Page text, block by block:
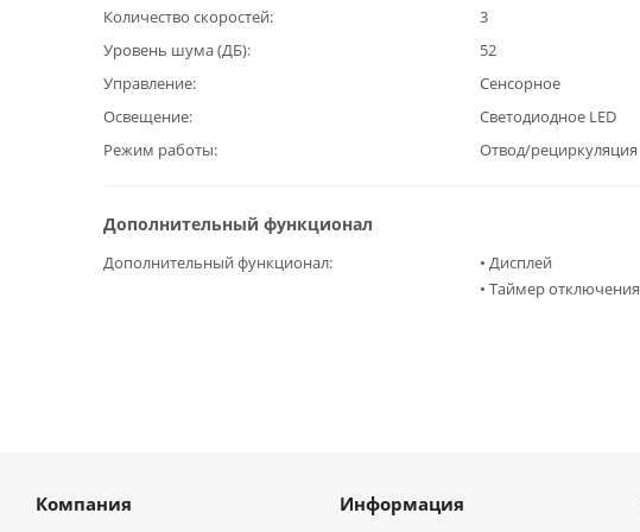
Количество скоростей
3
Уровень шума (ДБ)
52
Управление
Сенсорное
Освещение
Светодиодное LED
Режим работы
Отвод/рециркуляция
Дополнительный функционал
Дополнительный функционал
• Дисплей
• Таймер отключения
Компания Информация